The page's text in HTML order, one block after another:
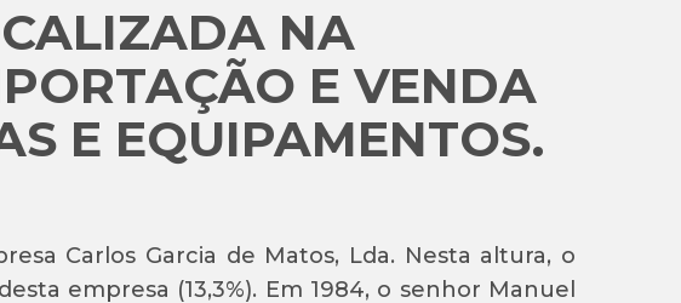
NA
E VENDA
E EQUIPAMENTOS.
Carlos Garcia de Matos, Lda. Nesta altura, o
empresa (13,3%). Em 1984, o senhor Manuel